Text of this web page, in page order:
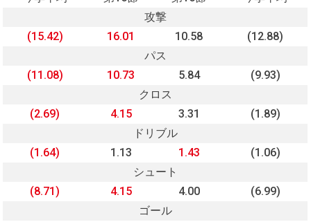
攻撃
(15.42)
16.01 10.58
(12.88)
パス
(11.08)
10.73 5.84
(9.93)
クロス
(2.69)
4.15 3.31
(1.89)
ドリブル
(1.64)
1.13 1.43
(1.06)
シュート
(8.71)
4.15 4.00
(6.99)
ゴール